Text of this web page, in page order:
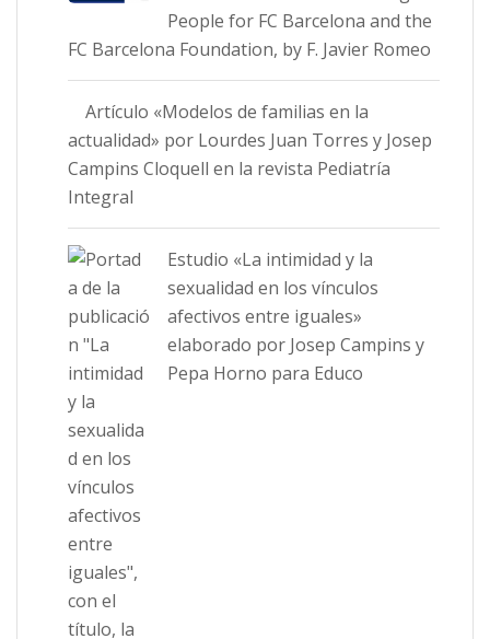
People for FC Barcelona and the
FC Barcelona Foundation, by F. Javier Romeo
Artículo «Modelos de familias en la
actualidad» por Lourdes Juan Torres y Josep
Campins Cloquell en la revista Pediatría
Integral
Estudio «La intimidad y la
sexualidad en los vínculos
afectivos entre iguales»
elaborado por Josep Campins y
Pepa Horno para Educo